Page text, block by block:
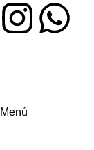
Menú